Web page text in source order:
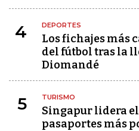
4 DEPORTES
Los fichajes más
del fútbol tras la
Diomandé
5 TURISMO
Singapur lidera
pasaportes más